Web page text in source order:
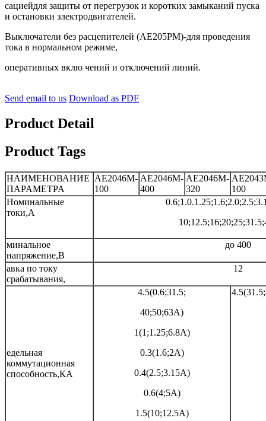
сациейдля защиты от перегрузок и коротких замыканий пуска
и остановки злектродвигателей.
Выключатели без расцепителей (АE205PM)-для проведения
тока в нормальном режиме,
оперативных вклю чений и отключений линий.
Send email to us Download as PDF
Product Detail
Product Tags
НАИМЕНОВАНИЕ
ΠΑΡΑΜΕΤΡΑ
AE2046M-
100
AE2046M-
400
AE2046M-
320
100
Номинальные
токи,А
минальное
напряжение,В
до 400
авка по току
срабатывания,
12
едельная
коммутационная
способность,КА
4.5(0.6;31.5;
40;50;63A)
1(1;1.25;6.8A)
0.3(1.6;2A)
0.4(2.5;3.15A)
0.6(4;5A)
1.5(10;12.5A)